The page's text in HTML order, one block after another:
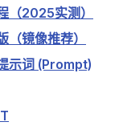
（2025实测）
镜像推荐）
示词 (Prompt)